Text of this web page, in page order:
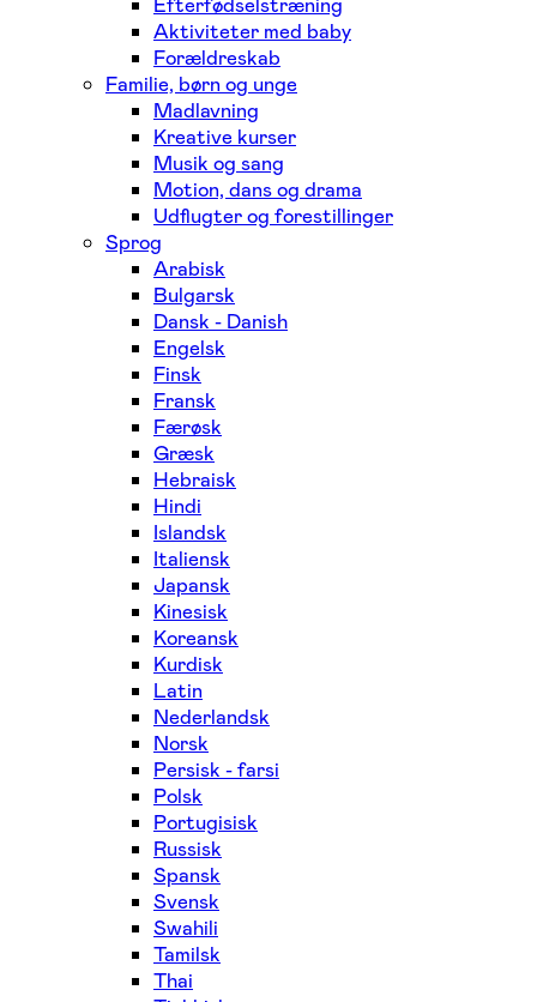
Aktiviteter med baby
Forældreskab
Familie, børn og unge
Madlavning
Kreative kurser
Musik og sang
Motion, dans og drama
Udflugter og forestillinger
Sprog
Arabisk
Bulgarsk
Dansk - Danish
Engelsk
Finsk
Fransk
Færøsk
Græsk
Hebraisk
Hindi
Islandsk
Italiensk
Japansk
Kinesisk
Koreansk
Kurdisk
Latin
Nederlandsk
Norsk
Persisk - farsi
Polsk
Portugisisk
Russisk
Spansk
Svensk
Swahili
Tamilsk
Thai